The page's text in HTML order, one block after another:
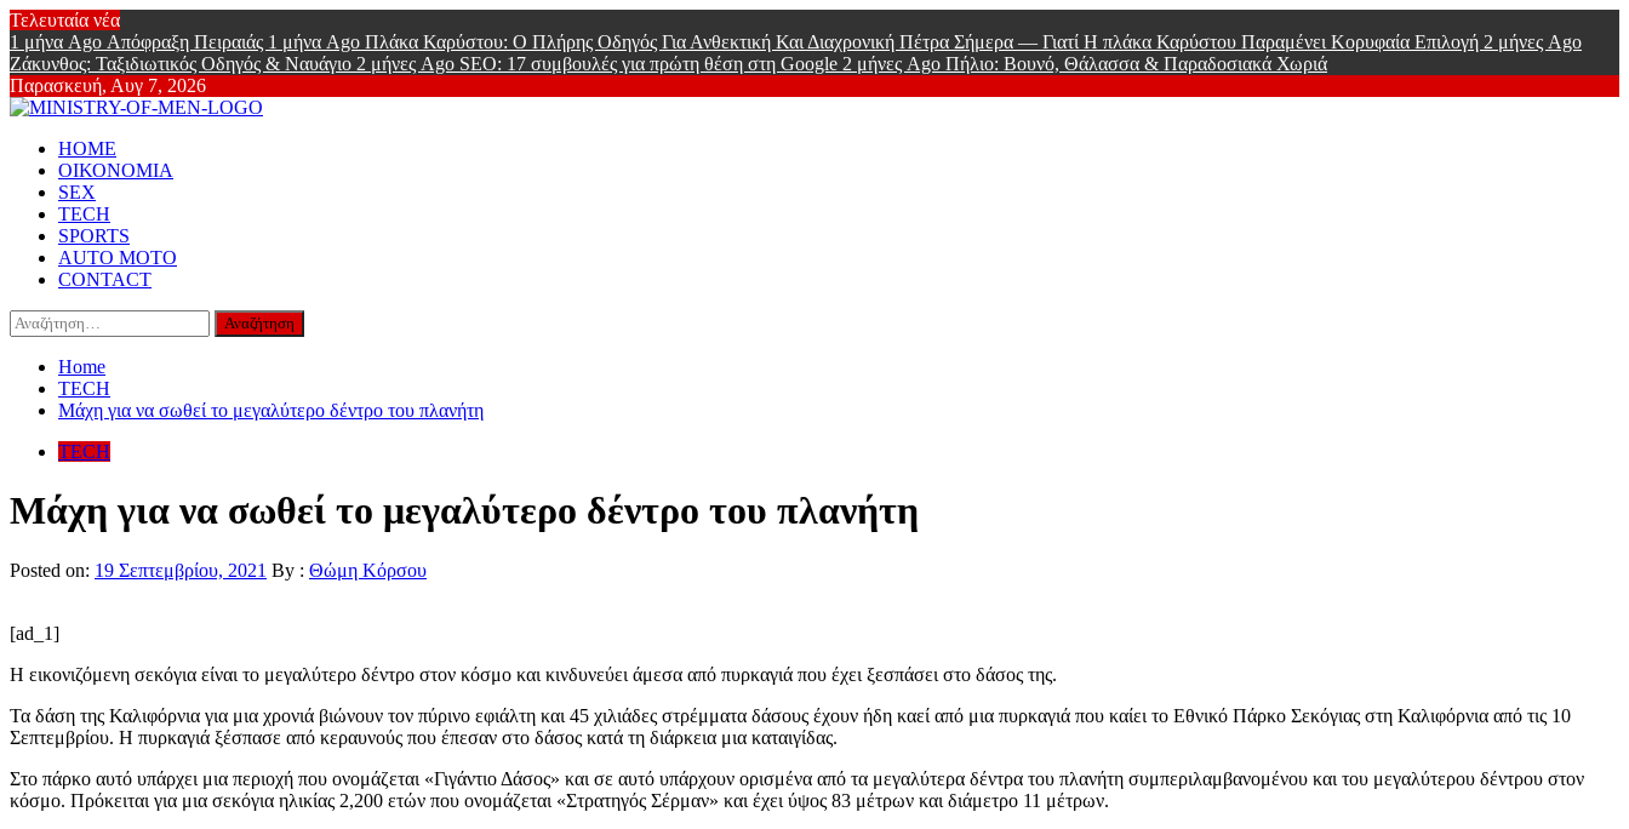
Skip
to
content
Τελευταία νέα
1 μήνα Ago Απόφραξη Πειραιάς 1 μήνα Ago Πλάκα Καρύστου: Ο Πλήρης Οδηγός Για Ανθεκτική Και Διαχρονική Πέτρα Σήμερα — Γιατί Η πλάκα Καρύστου Παραμένει Κορυφαία Επιλογή 2 μήνες Ago
Ζάκυνθος: Ταξιδιωτικός Οδηγός & Ναυάγιο 2 μήνες Ago SEO: 17 συμβουλές για πρώτη θέση στη Google 2 μήνες Ago Πήλιο: Βουνό, Θάλασσα & Παραδοσιακά Χωριά
Παρασκευή, Αυγ 7, 2026
Online Lifestyle περιοδικό για Aνδρες
Primary
Menu
HOME
ΟΙΚΟΝΟΜΙΑ
SEX
TECH
SPORTS
AUTO MOTO
CONTACT
Αναζήτηση
για:
Home
TECH
Μάχη για να σωθεί το μεγαλύτερο δέντρο του πλανήτη
TECH
Μάχη για να σωθεί το μεγαλύτερο δέντρο του πλανήτη
Posted on: 19 Σεπτεμβρίου, 2021 By : Θώμη Κόρσου
[ad_1]
Η εικονιζόμενη σεκόγια είναι το μεγαλύτερο δέντρο στον κόσμο και κινδυνεύει άμεσα από πυρκαγιά που έχει ξεσπάσει στο δάσος της.
Τα δάση της Καλιφόρνια για μια χρονιά βιώνουν τον πύρινο εφιάλτη και 45 χιλιάδες στρέμματα δάσους έχουν ήδη καεί από μια πυρκαγιά που καίει το Εθνικό Πάρκο Σεκόγιας στη Καλιφόρνια από τις 10
Σεπτεμβρίου. Η πυρκαγιά ξέσπασε από κεραυνούς που έπεσαν στο δάσος κατά τη διάρκεια μια καταιγίδας.
Στο πάρκο αυτό υπάρχει μια περιοχή που ονομάζεται «Γιγάντιο Δάσος» και σε αυτό υπάρχουν ορισμένα από τα μεγαλύτερα δέντρα του πλανήτη συμπεριλαμβανομένου και του μεγαλύτερου δέντρου στον
κόσμο. Πρόκειται για μια σεκόγια ηλικίας 2,200 ετών που ονομάζεται «Στρατηγός Σέρμαν» και έχει ύψος 83 μέτρων και διάμετρο 11 μέτρων.